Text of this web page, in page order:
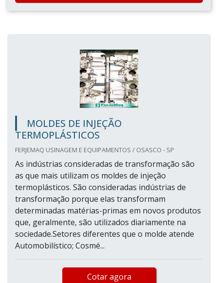
MOLDES DE INJEÇÃO
TERMOPLÁSTICOS
FERJEMAQ USINAGEM E EQUIPAMENTOS / OSASCO - SP
As indústrias consideradas de transformação são
as que mais utilizam os moldes de injeção
termoplásticos. São consideradas indústrias de
transformação porque elas transformam
determinadas matérias-primas em novos produtos
que, geralmente, são utilizados diariamente na
sociedade.Setores diferentes que o molde atende
Automobilístico; Cosmé...
Cotar agora